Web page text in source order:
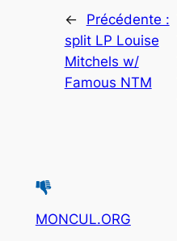
←
Précédente :
split LP Louise
Mitchels w/
Famous NTM
MONCUL.ORG